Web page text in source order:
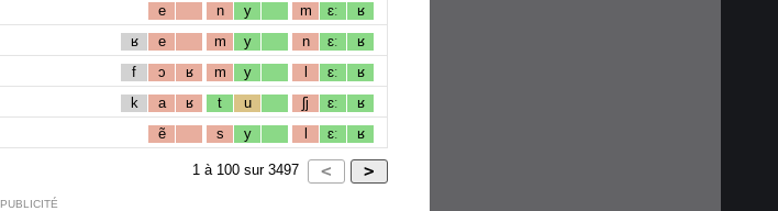
e n y m ɛː ʁ
ʁ e m y n ɛː ʁ
f ɔ ʁ m y l ɛː ʁ
k a ʁ t u ʃj ɛː ʁ
ẽ s y l ɛː ʁ
1 à 100 sur 3497
PUBLICITÉ